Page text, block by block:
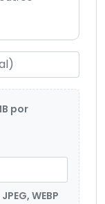
por
WEBP